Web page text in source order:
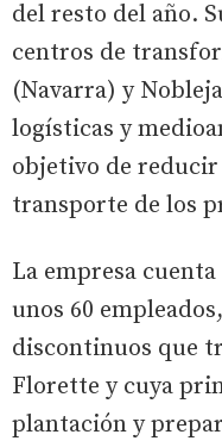
del resto del año.
centros de
(Navarra) y
logísticas y
objetivo de reducir
transporte de los
La empresa
unos 60
discontinuos que
Florette y cuya
plantación y